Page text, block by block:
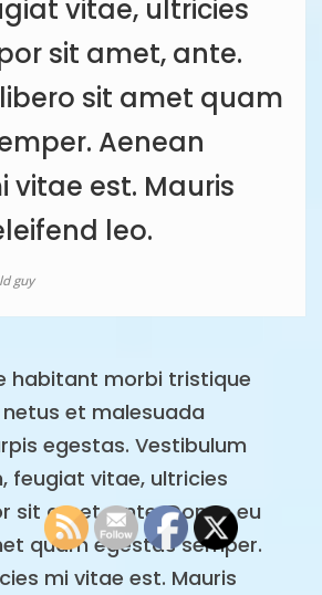
vitae, ultricies
sit amet, ante.
sit amet quam
Aenean
vitae est. Mauris
leo.
guy
habitant morbi tristique
et malesuada
egestas. Vestibulum
feugiat vitae, ultricies
sit amet, ante. Donec eu
quam egestas semper.
mi vitae est. Mauris